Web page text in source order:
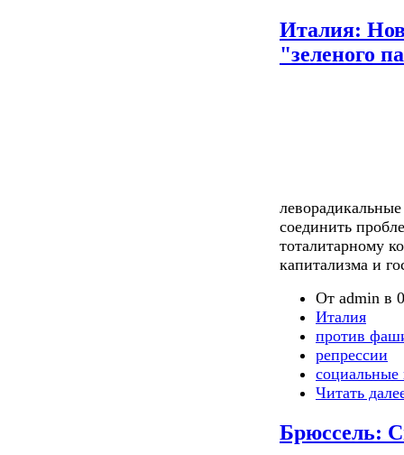
Италия:
"зеленого
соединить
тоталитарному
капитализма и
От admin в
Италия
против
репрессии
социальные
Читать
Брюссель: